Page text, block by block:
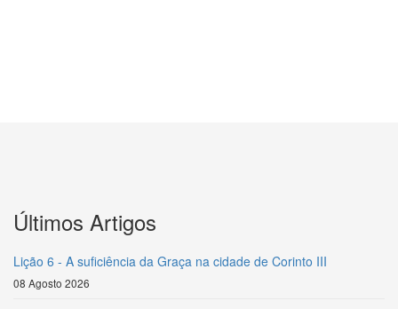
Últimos Artigos
Lição 6 - A suficiência da Graça na cidade de Corinto III
08 Agosto 2026